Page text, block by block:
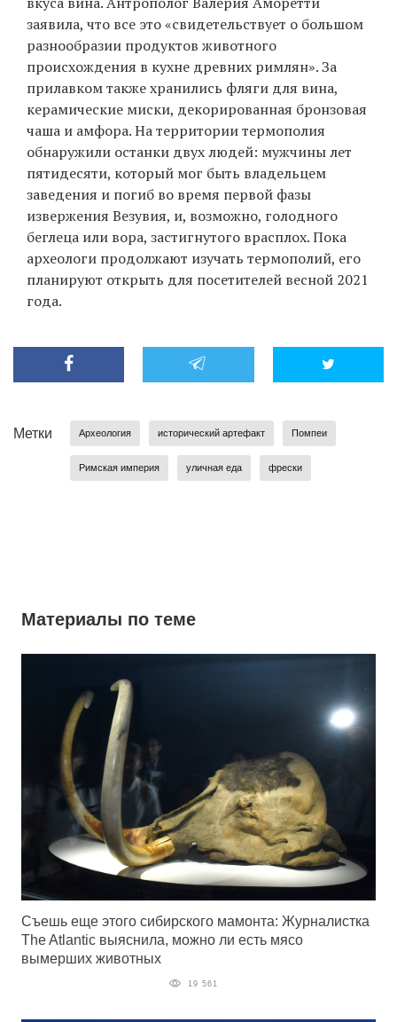
заявила, что все это «свидетельствует о большом
разнообразии продуктов животного
происхождения в кухне древних римлян». За
прилавком также хранились фляги для вина,
керамические миски, декорированная бронзовая
чаша и амфора. На территории термополия
обнаружили останки двух людей: мужчины лет
пятидесяти, который мог быть владельцем
заведения и погиб во время первой фазы
извержения Везувия, и, возможно, голодного
беглеца или вора, застигнутого врасплох. Пока
археологи продолжают изучать термополий, его
планируют открыть для посетителей весной 2021
года.
Метки Археология исторический артефакт Помпеи
Римская империя уличная еда фрески
Материалы по теме
Съешь еще этого сибирского мамонта: Журналистка
The Atlantic выяснила, можно ли есть мясо
вымерших животных
19 561